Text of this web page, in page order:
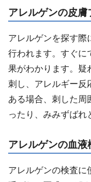
アレルゲンの皮膚
アレルゲンを探す際
行われます。すぐに
果がわかります。疑
刺し、アレルギー反
ある場合、刺した周
ったり、みみずばれ
アレルゲンの血液
アレルゲンの検査に